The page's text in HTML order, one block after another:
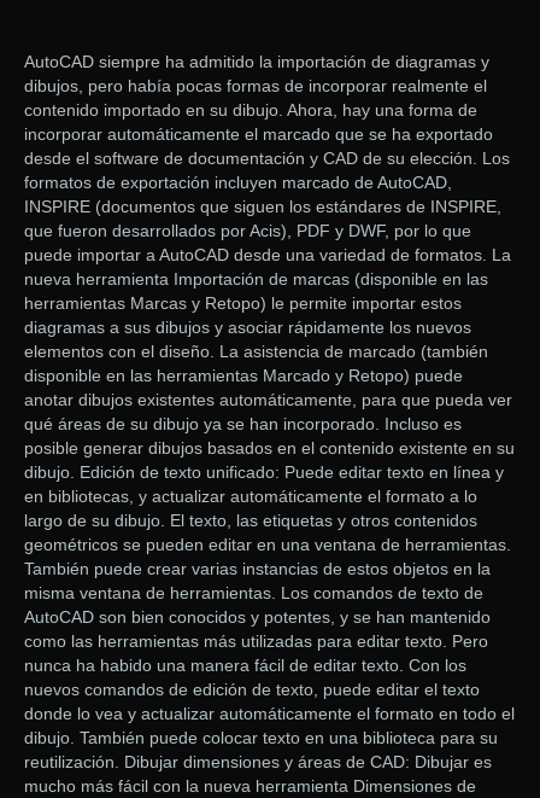
AutoCAD siempre ha admitido la importación de diagramas y
dibujos, pero había pocas formas de incorporar realmente el
contenido importado en su dibujo. Ahora, hay una forma de
incorporar automáticamente el marcado que se ha exportado
desde el software de documentación y CAD de su elección. Los
formatos de exportación incluyen marcado de AutoCAD,
INSPIRE (documentos que siguen los estándares de INSPIRE,
que fueron desarrollados por Acis), PDF y DWF, por lo que
puede importar a AutoCAD desde una variedad de formatos. La
nueva herramienta Importación de marcas (disponible en las
herramientas Marcas y Retopo) le permite importar estos
diagramas a sus dibujos y asociar rápidamente los nuevos
elementos con el diseño. La asistencia de marcado (también
disponible en las herramientas Marcado y Retopo) puede
anotar dibujos existentes automáticamente, para que pueda ver
qué áreas de su dibujo ya se han incorporado. Incluso es
posible generar dibujos basados ​​en el contenido existente en su
dibujo. Edición de texto unificado: Puede editar texto en línea y
en bibliotecas, y actualizar automáticamente el formato a lo
largo de su dibujo. El texto, las etiquetas y otros contenidos
geométricos se pueden editar en una ventana de herramientas.
También puede crear varias instancias de estos objetos en la
misma ventana de herramientas. Los comandos de texto de
AutoCAD son bien conocidos y potentes, y se han mantenido
como las herramientas más utilizadas para editar texto. Pero
nunca ha habido una manera fácil de editar texto. Con los
nuevos comandos de edición de texto, puede editar el texto
donde lo vea y actualizar automáticamente el formato en todo el
dibujo. También puede colocar texto en una biblioteca para su
reutilización. Dibujar dimensiones y áreas de CAD: Dibujar es
mucho más fácil con la nueva herramienta Dimensiones de